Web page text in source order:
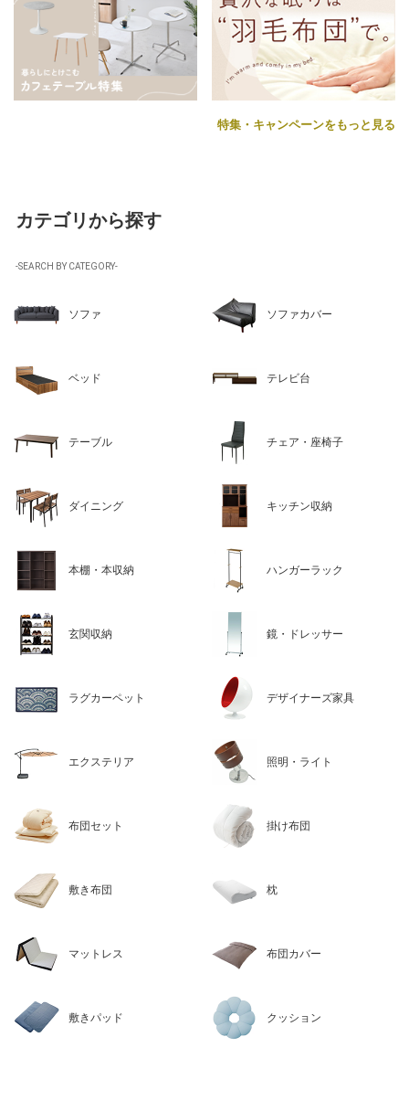
特集・キャンペーンをもっと見る
カテゴリから探す
-SEARCH BY CATEGORY-
ソファ ソファカバー
ベッド テレビ台
テーブル チェア・座椅子
ダイニング キッチン収納
本棚・本収納 ハンガーラック
玄関収納 鏡・ドレッサー
ラグカーペット デザイナーズ家具
エクステリア 照明・ライト
布団セット 掛け布団
敷き布団 枕
マットレス 布団カバー
敷きパッド クッション